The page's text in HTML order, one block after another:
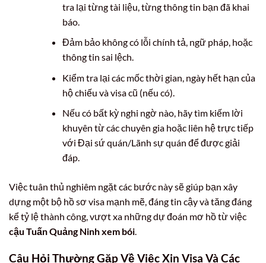
tra lại từng tài liệu, từng thông tin bạn đã khai
báo.
Đảm bảo không có lỗi chính tả, ngữ pháp, hoặc
thông tin sai lệch.
Kiểm tra lại các mốc thời gian, ngày hết hạn của
hộ chiếu và visa cũ (nếu có).
Nếu có bất kỳ nghi ngờ nào, hãy tìm kiếm lời
khuyên từ các chuyên gia hoặc liên hệ trực tiếp
với Đại sứ quán/Lãnh sự quán để được giải
đáp.
Việc tuân thủ nghiêm ngặt các bước này sẽ giúp bạn xây
dựng một bộ hồ sơ visa mạnh mẽ, đáng tin cậy và tăng đáng
kể tỷ lệ thành công, vượt xa những dự đoán mơ hồ từ việc
cậu Tuấn Quảng Ninh xem bói.
Câu Hỏi Thường Gặp Về Việc Xin Visa Và Các